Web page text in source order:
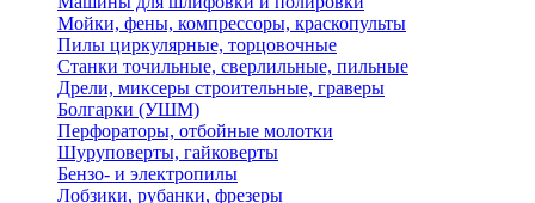
Мойки, фены, компрессоры, краскопульты
Пилы циркулярные, торцовочные
Станки точильные, сверлильные, пильные
Дрели, миксеры строительные, граверы
Болгарки (УШМ)
Перфораторы, отбойные молотки
Шуруповерты, гайковерты
Бензо- и электропилы
Лобзики, рубанки, фрезеры